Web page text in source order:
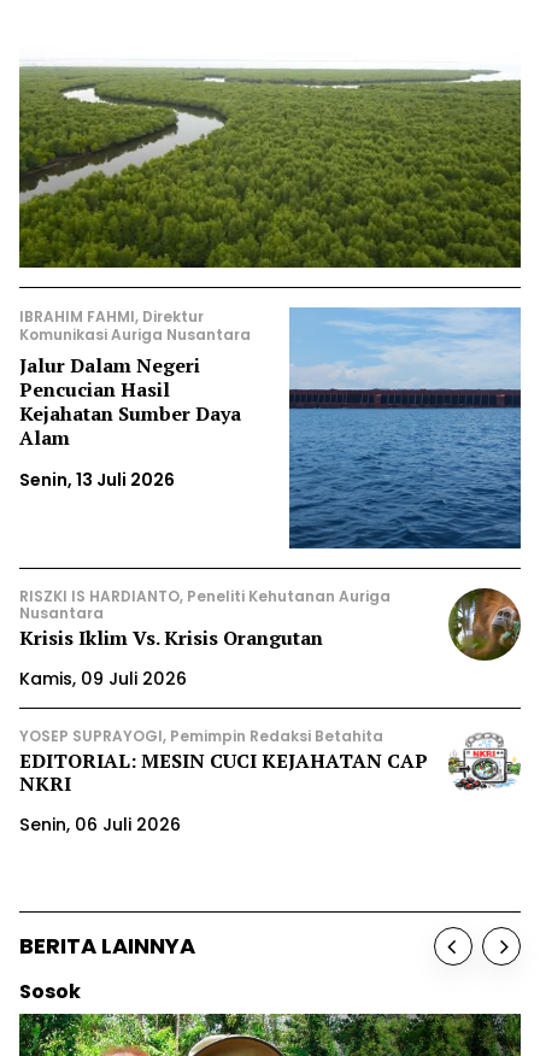
IBRAHIM FAHMI, Direktur
Komunikasi Auriga Nusantara
Jalur Dalam Negeri
Pencucian Hasil
Kejahatan Sumber Daya
Alam
Senin, 13 Juli 2026
RISZKI IS HARDIANTO, Peneliti Kehutanan Auriga
Nusantara
Krisis Iklim Vs. Krisis Orangutan
Kamis, 09 Juli 2026
YOSEP SUPRAYOGI, Pemimpin Redaksi Betahita
EDITORIAL: MESIN CUCI KEJAHATAN CAP
NKRI
Senin, 06 Juli 2026
BERITA LAINNYA
Berita